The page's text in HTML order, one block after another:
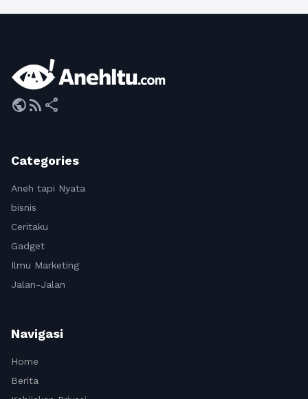
publicrss_feed share
Categories
Aneh tapi Nyata
bisnis
Ceritaku
Gadget
Ilmu Marketing
Jalan-Jalan
Navigasi
Home
Berita